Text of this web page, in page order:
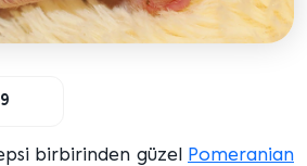
birbirinden güzel
Pomeranian